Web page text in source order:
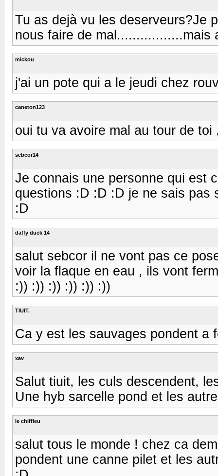
Tu as dejà vu les deserveurs?Je
nous faire de mal.................mais
mickou
j'ai un pote qui a le jeudi chez
caneton123
oui tu va avoire mal au tour de
sebcor14
Je connais une personne qui est
questions :D :D :D je ne sais pas
:D
daffy duck 14
salut sebcor il ne vont pas ce
voir la flaque en eau , ils vont
:)) :)) :)) :)) :)) :))
TIUIT.
Ca y est les sauvages pondent a
xav
Salut tiuit, les culs descendent,
Une hyb sarcelle pond et les
le chiffleu
salut tous le monde ! chez ca
pondent une canne pilet et les